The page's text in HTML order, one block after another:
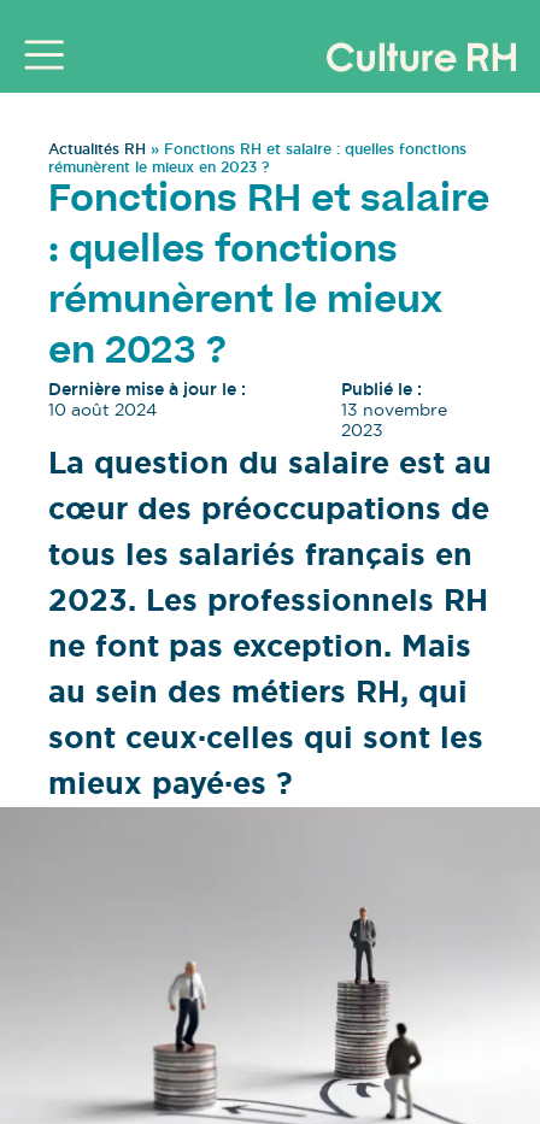
Actualités RH » Fonctions RH et salaire : quelles fonctions
rémunèrent le mieux en 2023 ?
Fonctions RH et salaire
: quelles fonctions
rémunèrent le mieux
en 2023 ?
Dernière mise à jour le :
10 août 2024
Publié le :
13 novembre
2023
La question du salaire est au
cœur des préoccupations de
tous les salariés français en
2023. Les professionnels RH
ne font pas exception. Mais
au sein des métiers RH, qui
sont ceux·celles qui sont les
mieux payé·es ?